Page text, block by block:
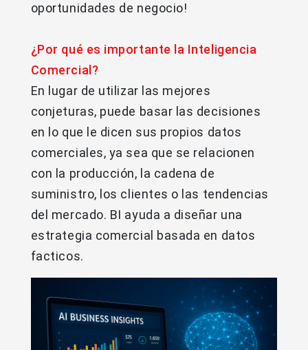
oportunidades de negocio!
¿Por qué es importante la Inteligencia
Comercial?
En lugar de utilizar las mejores
conjeturas, puede basar las decisiones
en lo que le dicen sus propios datos
comerciales, ya sea que se relacionen
con la producción, la cadena de
suministro, los clientes o las tendencias
del mercado. BI ayuda a diseñar una
estrategia comercial basada en datos
facticos.